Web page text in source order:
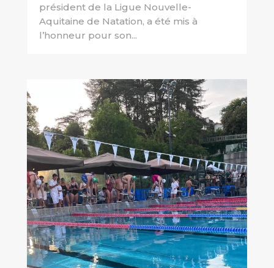
président de la Ligue Nouvelle-
Aquitaine de Natation, a été mis à
l’honneur pour son...